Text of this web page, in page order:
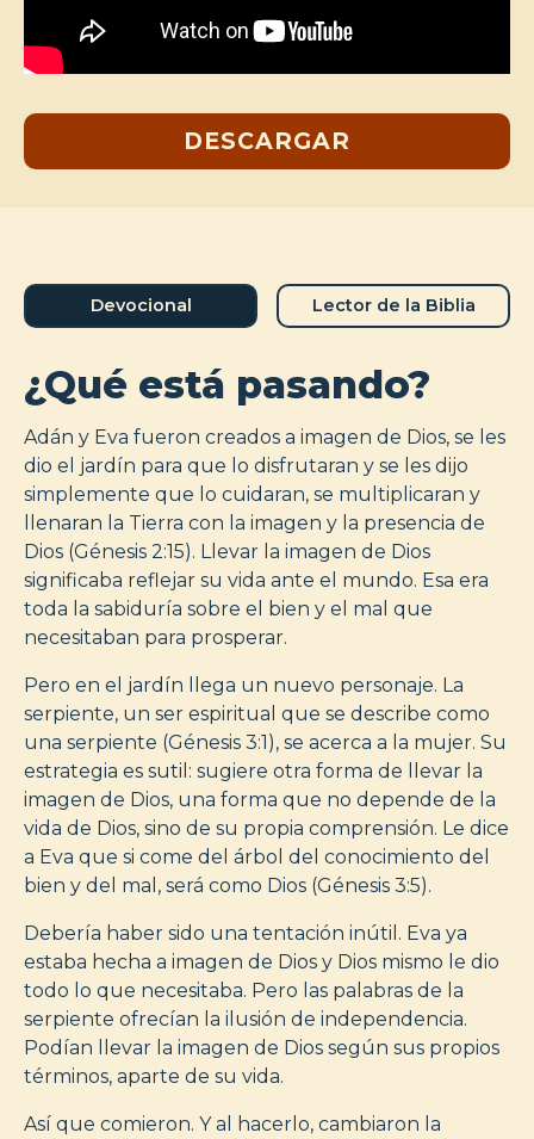
DESCARGAR
Devocional Lector de la Biblia
¿Qué está pasando?
Adán y Eva fueron creados a imagen de Dios, se les
dio el jardín para que lo disfrutaran y se les dijo
simplemente que lo cuidaran, se multiplicaran y
llenaran la Tierra con la imagen y la presencia de
Dios (Génesis 2:15). Llevar la imagen de Dios
significaba reflejar su vida ante el mundo. Esa era
toda la sabiduría sobre el bien y el mal que
necesitaban para prosperar.
Pero en el jardín llega un nuevo personaje. La
serpiente, un ser espiritual que se describe como
una serpiente (Génesis 3:1), se acerca a la mujer. Su
estrategia es sutil: sugiere otra forma de llevar la
imagen de Dios, una forma que no depende de la
vida de Dios, sino de su propia comprensión. Le dice
a Eva que si come del árbol del conocimiento del
bien y del mal, será como Dios (Génesis 3:5).
Debería haber sido una tentación inútil. Eva ya
estaba hecha a imagen de Dios y Dios mismo le dio
todo lo que necesitaba. Pero las palabras de la
serpiente ofrecían la ilusión de independencia.
Podían llevar la imagen de Dios según sus propios
términos, aparte de su vida.
Así que comieron. Y al hacerlo, cambiaron la